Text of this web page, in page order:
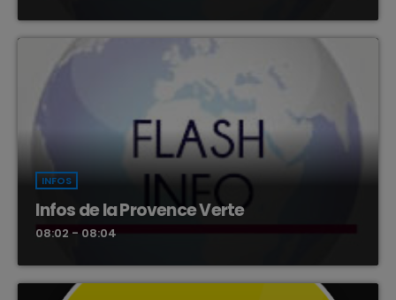
INFOS
Infos de la Provence Verte
08:02 - 08:04